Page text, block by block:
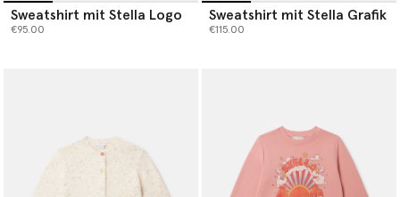
Sweatshirt mit Stella Logo
€95.00
Sweatshirt mit Stella Grafik
€115.00